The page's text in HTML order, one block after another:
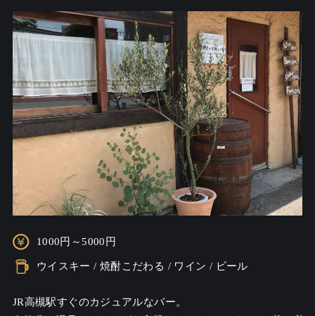
1000円～5000円
ウイスキー / 焼酎こだわる / ワイン / ビール
JR高槻駅すぐのカジュアルなバー。